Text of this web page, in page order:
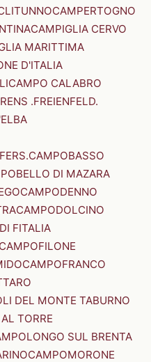
CAMPERTOGNO
CAMPIGLIA CERVO
MARITTIMA
D'ITALIA
CAMPO CALABRO
.FREIENFELD.
CAMPOBASSO
DI MAZARA
CAMPODENNO
CAMPODOLCINO
FITALIA
CAMPOFILONE
CAMPOFRANCO
DEL MONTE TABURNO
TORRE
SUL BRENTA
CAMPOMORONE